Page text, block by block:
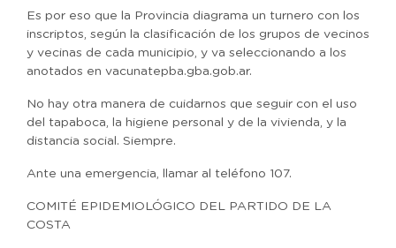
Es por eso que la Provincia diagrama un turnero con los
inscriptos, según la clasificación de los grupos de vecinos
y vecinas de cada municipio, y va seleccionando a los
anotados en vacunatepba.gba.gob.ar.
No hay otra manera de cuidarnos que seguir con el uso
del tapaboca, la higiene personal y de la vivienda, y la
distancia social. Siempre.
Ante una emergencia, llamar al teléfono 107.
COMITÉ EPIDEMIOLÓGICO DEL PARTIDO DE LA
COSTA